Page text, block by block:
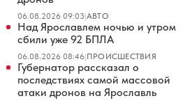
06.08.2026 09:03|АВТО
Над Ярославлем ночью и утром
сбили уже 92 БПЛА
06.08.2026 08:46|ПРОИСШЕСТВИЯ
Губернатор рассказал о
последствиях самой массовой
атаки дронов на Ярославль